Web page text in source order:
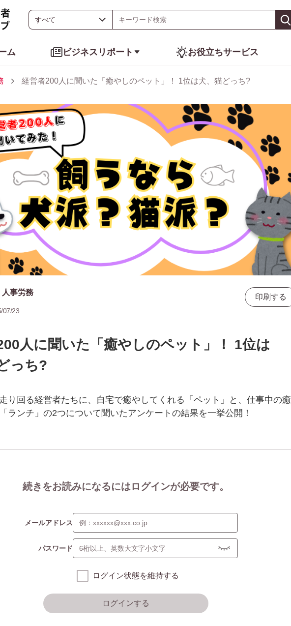
ム ビジネスリポート お役立ちサービス
経営者200人に聞いた「癒やしのペット」！ 1位は犬、猫どっち?
人事労務
07/23
印刷する
人に聞いた「癒やしのペット」！ 1位は
っち?
り回る経営者たちに、自宅で癒やしてくれる「ペット」と、仕事中の癒
ランチ」の2つについて聞いたアンケートの結果を一挙公開！
続きをお読みになるにはログインが必要です。
メールアドレス
パスワード
ログイン状態を維持する
ログインする